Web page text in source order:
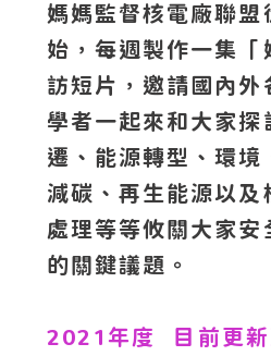
媽媽監督核電廠聯
始，每週製作一集「
訪短片，邀請國內外
學者一起來和大家探
遷、能源轉型、環境
減碳、再生能源以及
處理等等攸關大家安
的關鍵議題。
2021年度 目前更